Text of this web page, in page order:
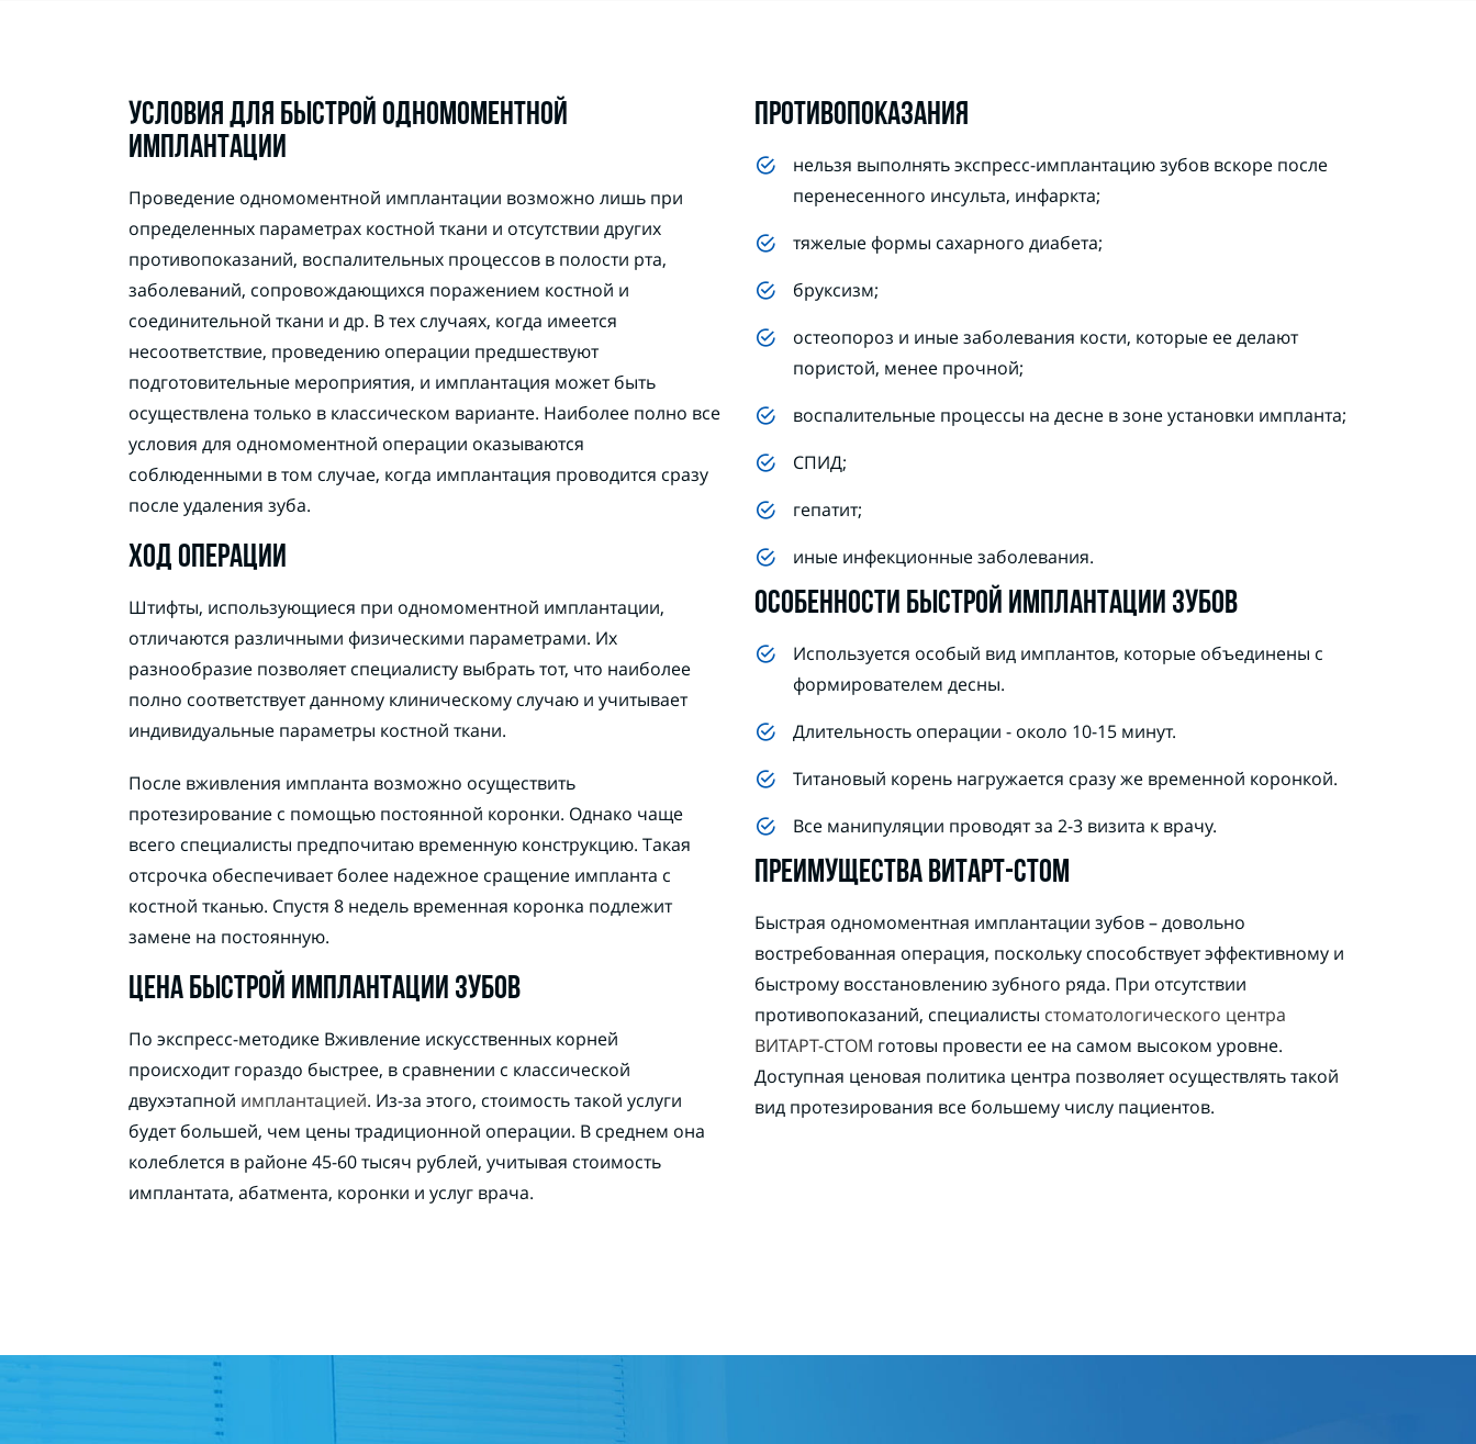
УСЛОВИЯ ДЛЯ БЫСТРОЙ ОДНОМОМЕНТНОЙ
ИМПЛАНТАЦИИ
Проведение одномоментной имплантации возможно лишь при
определенных параметрах костной ткани и отсутствии других
противопоказаний, воспалительных процессов в полости рта,
заболеваний, сопровождающихся поражением костной и
соединительной ткани и др. В тех случаях, когда имеется
несоответствие, проведению операции предшествуют
подготовительные мероприятия, и имплантация может быть
осуществлена только в классическом варианте. Наиболее полно все
условия для одномоментной операции оказываются
соблюденными в том случае, когда имплантация проводится сразу
после удаления зуба.
ХОД ОПЕРАЦИИ
Штифты, использующиеся при одномоментной имплантации,
отличаются различными физическими параметрами. Их
разнообразие позволяет специалисту выбрать тот, что наиболее
полно соответствует данному клиническому случаю и учитывает
индивидуальные параметры костной ткани.
После вживления импланта возможно осуществить
протезирование с помощью постоянной коронки. Однако чаще
всего специалисты предпочитаю временную конструкцию. Такая
отсрочка обеспечивает более надежное сращение импланта с
костной тканью. Спустя 8 недель временная коронка подлежит
замене на постоянную.
ЦЕНА БЫСТРОЙ ИМПЛАНТАЦИИ ЗУБОВ
По экспресс-методике Вживление искусственных корней
происходит гораздо быстрее, в сравнении с классической
двухэтапной имплантацией. Из-за этого, стоимость такой услуги
будет большей, чем цены традиционной операции. В среднем она
колеблется в районе 45-60 тысяч рублей, учитывая стоимость
имплантата, абатмента, коронки и услуг врача.
ПРОТИВОПОКАЗАНИЯ
нельзя выполнять экспресс-имплантацию зубов вскоре после
перенесенного инсульта, инфаркта;
тяжелые формы сахарного диабета;
бруксизм;
остеопороз и иные заболевания кости, которые ее делают
пористой, менее прочной;
воспалительные процессы на десне в зоне установки импланта;
СПИД;
гепатит;
иные инфекционные заболевания.
ОСОБЕННОСТИ БЫСТРОЙ ИМПЛАНТАЦИИ ЗУБОВ
Используется особый вид имплантов, которые объединены с
формирователем десны.
Длительность операции - около 10-15 минут.
Титановый корень нагружается сразу же временной коронкой.
Все манипуляции проводят за 2-3 визита к врачу.
ПРЕИМУЩЕСТВА ВИТАРТ-СТОМ
Быстрая одномоментная имплантации зубов – довольно
востребованная операция, поскольку способствует эффективному и
быстрому восстановлению зубного ряда. При отсутствии
противопоказаний, специалисты стоматологического центра
ВИТАРТ-СТОМ готовы провести ее на самом высоком уровне.
Доступная ценовая политика центра позволяет осуществлять такой
вид протезирования все большему числу пациентов.